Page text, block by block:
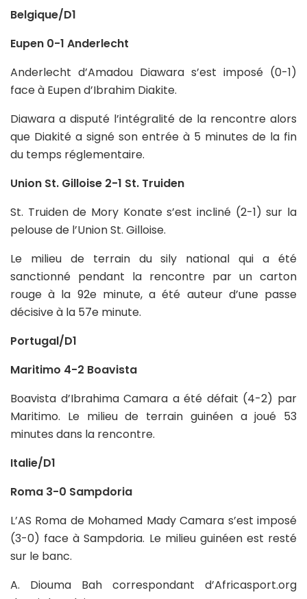
Belgique/D1
Eupen 0-1 Anderlecht
Anderlecht d’Amadou Diawara s’est imposé (0-1)
face à Eupen d’Ibrahim Diakite.
Diawara a disputé l’intégralité de la rencontre alors
que Diakité a signé son entrée à 5 minutes de la fin
du temps réglementaire.
Union St. Gilloise 2-1 St. Truiden
St. Truiden de Mory Konate s’est incliné (2-1) sur la
pelouse de l’Union St. Gilloise.
Le milieu de terrain du sily national qui a été
sanctionné pendant la rencontre par un carton
rouge à la 92e minute, a été auteur d’une passe
décisive à la 57e minute.
Portugal/D1
Maritimo 4-2 Boavista
Boavista d’Ibrahima Camara a été défait (4-2) par
Maritimo. Le milieu de terrain guinéen a joué 53
minutes dans la rencontre.
Italie/D1
Roma 3-0 Sampdoria
L’AS Roma de Mohamed Mady Camara s’est imposé
(3-0) face à Sampdoria. Le milieu guinéen est resté
sur le banc.
A. Diouma Bah correspondant d’Africasport.org